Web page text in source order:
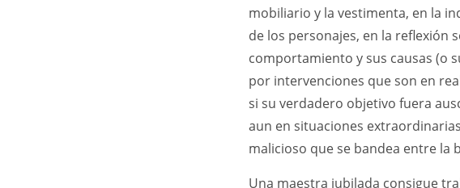
mobiliario y la vestimenta, en la
de los personajes, en la reflexión
comportamiento y sus causas (o
por intervenciones que son en
si su verdadero objetivo fuera
aun en situaciones
malicioso que se bandea entre la
Una maestra jubilada consigue